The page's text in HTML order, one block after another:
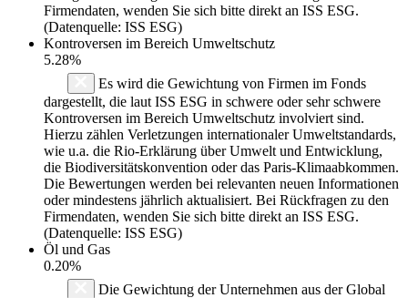
Firmendaten, wenden Sie sich bitte direkt an ISS ESG.
(Datenquelle: ISS ESG)
Kontroversen im Bereich Umweltschutz
5.28%
Es wird die Gewichtung von Firmen im Fonds
dargestellt, die laut ISS ESG in schwere oder sehr schwere
Kontroversen im Bereich Umweltschutz involviert sind.
Hierzu zählen Verletzungen internationaler Umweltstandards,
wie u.a. die Rio-Erklärung über Umwelt und Entwicklung,
die Biodiversitätskonvention oder das Paris-Klimaabkommen.
Die Bewertungen werden bei relevanten neuen Informationen
oder mindestens jährlich aktualisiert. Bei Rückfragen zu den
Firmendaten, wenden Sie sich bitte direkt an ISS ESG.
(Datenquelle: ISS ESG)
Öl und Gas
0.20%
Die Gewichtung der Unternehmen aus der Global